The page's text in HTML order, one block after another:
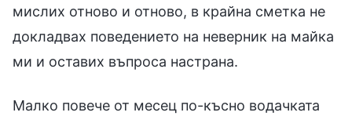
мислих отново и отново, в крайна сметка не
докладвах поведението на неверник на майка
ми и оставих въпроса настрана.
Малко повече от месец по-късно водачката